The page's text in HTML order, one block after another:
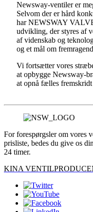
Newsway-ventiler er
Selvom der er hård
har NEWSWAY
udvikling, der styres af
af videnskab og
og et mål om
Vi fortsætter vores
at opbygge Newsway-
at opnå fælles
For forespørgsler om vores
prisliste, bedes du give os
24 timer.
KINA